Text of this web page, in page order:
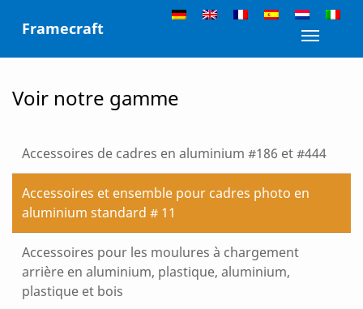
Framecraft Toggle
Voir notre gamme
Accessoires de cadres en aluminium #186 et #444
Accessoires et ensemble pour cadres photo en
aluminium standard # 11
Accessoires pour les moulures à chargement
arrière en aluminium, plastique, aluminium,
plastique et bois